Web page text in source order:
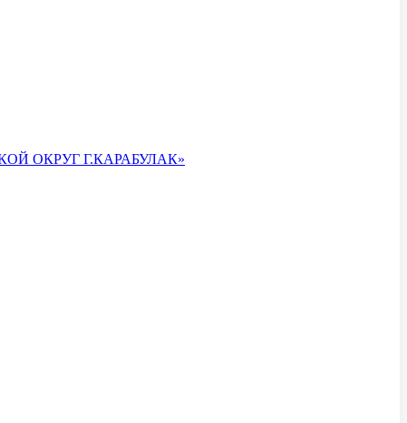
ОКРУГ Г.КАРАБУЛАК»